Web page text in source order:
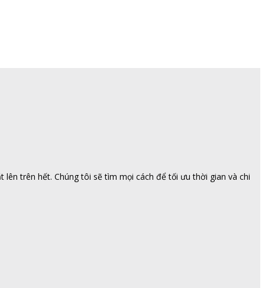
trên hết. Chúng tôi sẽ tìm mọi cách để tối ưu thời gian và chi